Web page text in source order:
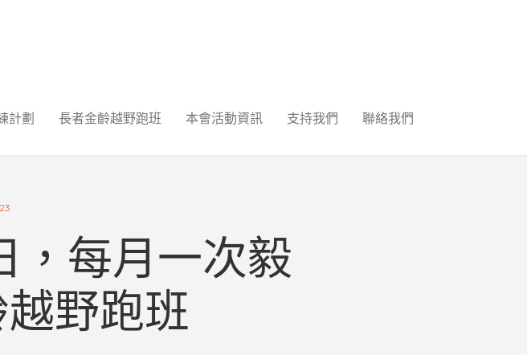
計劃 長者金齡越野跑班 本會活動資訊 支持我們
聯絡我們
，每月一次毅
野跑班